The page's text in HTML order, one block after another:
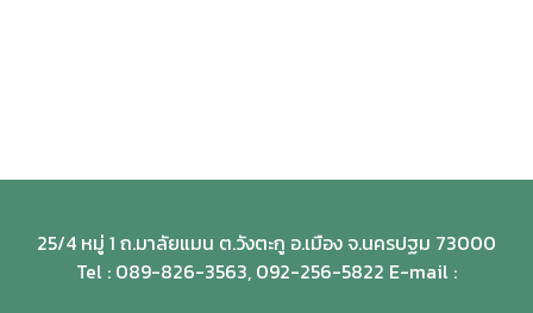
25/4 หมู่ 1 ถ.มาลัยแมน ต.วังตะกู อ.เมือง จ.นครปฐม 73000
Tel : 089-826-3563, 092-256-5822 E-mail :